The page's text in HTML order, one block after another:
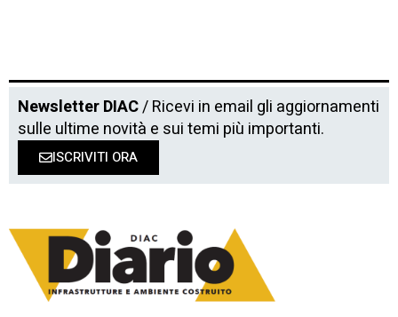
Newsletter DIAC/ Ricevi in email gli aggiornamenti
sulle ultime novità e sui temi più importanti.
ISCRIVITI ORA